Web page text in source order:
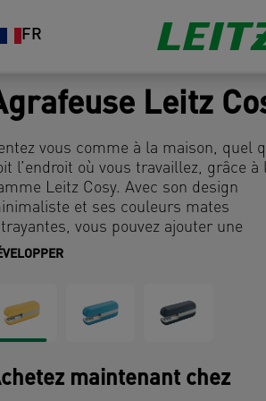
FR
Leitz
vous comme à la maison, quel
l’endroit où vous travaillez, grâce à
Leitz Cosy. Avec son design
et ses couleurs mates
vous pouvez ajouter une
d'élégance et de style à votre
et est dotée de la technologie
Direct Impact pour des
à chaque fois. Cette agrafeuse
est votre complément idéal à la
ou au bureau pour vous assurer
maintenant chez